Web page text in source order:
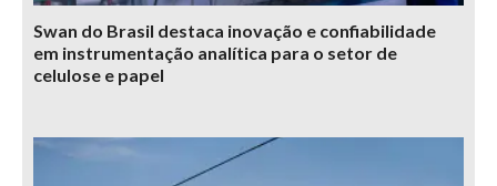
Swan do Brasil destaca inovação e confiabilidade
em instrumentação analítica para o setor de
celulose e papel